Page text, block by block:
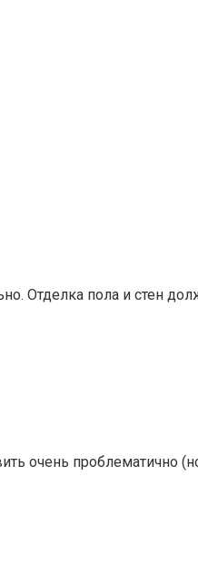
Отделка пола и стен
очень проблематично